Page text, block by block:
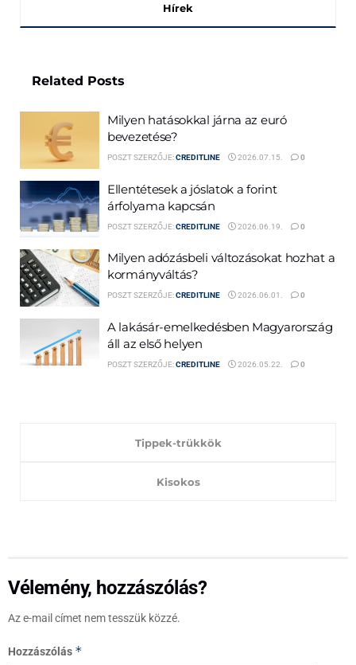
Hírek
Related Posts
Milyen hatásokkal járna az euró
bevezetése?
POSZT SZERZŐJE:CREDITLINE 2026.07.15. 0
Ellentétesek a jóslatok a forint
árfolyama kapcsán
POSZT SZERZŐJE:CREDITLINE 2026.06.19. 0
Milyen adózásbeli változásokat hozhat a
kormányváltás?
POSZT SZERZŐJE:CREDITLINE 2026.06.01. 0
A lakásár-emelkedésben Magyarország
áll az első helyen
POSZT SZERZŐJE:CREDITLINE 2026.05.22. 0
Tippek-trükkök
Kisokos
Vélemény, hozzászólás?
Az e-mail címet nem tesszük közzé.
Hozzászólás *